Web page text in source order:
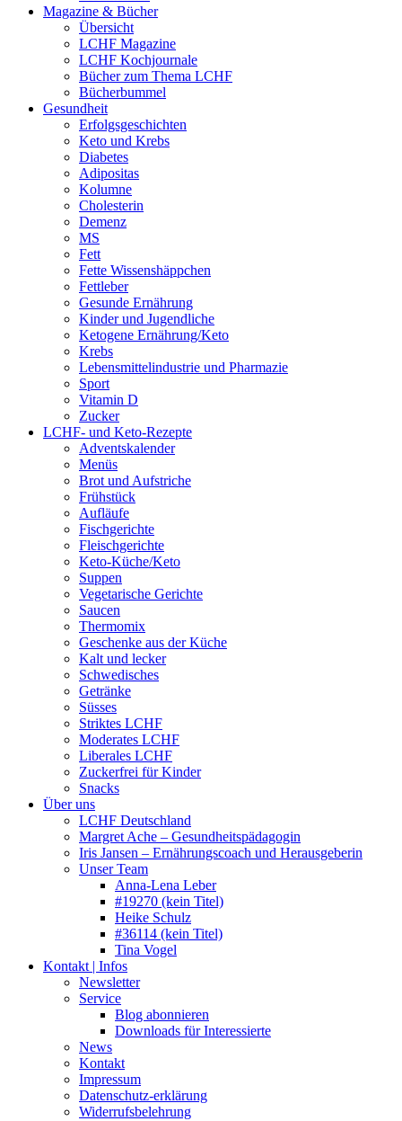
Magazine & Bücher
Übersicht
LCHF Magazine
LCHF Kochjournale
Bücher zum Thema LCHF
Bücherbummel
Gesundheit
Erfolgsgeschichten
Keto und Krebs
Diabetes
Adipositas
Kolumne
Cholesterin
Demenz
MS
Fett
Fette Wissenshäppchen
Fettleber
Gesunde Ernährung
Kinder und Jugendliche
Ketogene Ernährung/Keto
Krebs
Lebensmittelindustrie und Pharmazie
Sport
Vitamin D
Zucker
LCHF- und Keto-Rezepte
Adventskalender
Menüs
Brot und Aufstriche
Frühstück
Aufläufe
Fischgerichte
Fleischgerichte
Keto-Küche/Keto
Suppen
Vegetarische Gerichte
Saucen
Thermomix
Geschenke aus der Küche
Kalt und lecker
Schwedisches
Getränke
Süsses
Striktes LCHF
Moderates LCHF
Liberales LCHF
Zuckerfrei für Kinder
Snacks
Über uns
LCHF Deutschland
Margret Ache – Gesundheitspädagogin
Iris Jansen – Ernährungscoach und Herausgeberin
Unser Team
Anna-Lena Leber
#19270 (kein Titel)
Heike Schulz
#36114 (kein Titel)
Tina Vogel
Kontakt | Infos
Newsletter
Service
Blog abonnieren
Downloads für Interessierte
News
Kontakt
Impressum
Datenschutz-erklärung
Widerrufsbelehrung